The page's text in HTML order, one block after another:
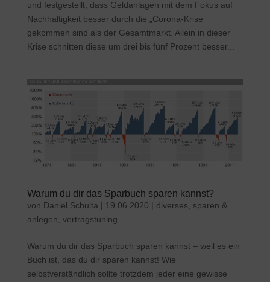
und festgestellt, dass Geldanlagen mit dem Fokus auf
Nachhaltigkeit besser durch die „Corona-Krise
gekommen sind als der Gesamtmarkt. Allein in dieser
Krise schnitten diese um drei bis fünf Prozent besser...
Warum du dir das Sparbuch sparen kannst?
von Daniel Schulta | 19.06.2020 | diverses
sparen &
anlegen vertragstuning
Warum du dir das Sparbuch sparen kannst – weil es ein
Buch ist, das du dir sparen kannst! Wie
selbstverständlich sollte trotzdem jeder eine gewisse